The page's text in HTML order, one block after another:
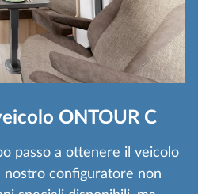
ONTOUR C
passo a ottenere il veicolo
nostro configuratore non